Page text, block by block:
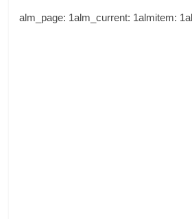
alm_page: 1alm_current: 1almitem: